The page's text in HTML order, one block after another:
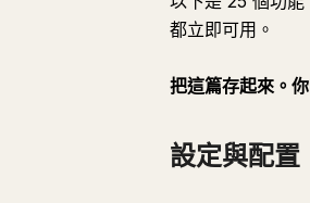
都立即可用。
把這篇存起來。
設定與配置